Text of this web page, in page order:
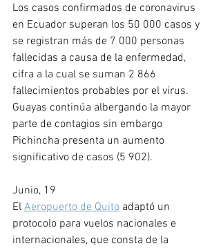
Los casos confirmados de coronavirus
en Ecuador superan los 50 000 casos y
se registran más de 7 000 personas
fallecidas a causa de la enfermedad,
cifra a la cual se suman 2 866
fallecimientos probables por el virus.
Guayas continúa albergando la mayor
parte de contagios sin embargo
Pichincha presenta un aumento
significativo de casos (5 902).
Junio, 19
El Aeropuerto de Quito adaptó un
protocolo para vuelos nacionales e
internacionales, que consta de la